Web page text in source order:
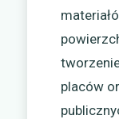
placów